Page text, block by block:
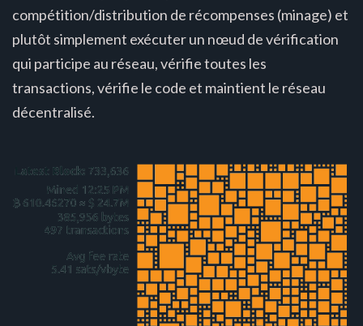
compétition/distribution de récompenses (minage) et
plutôt simplement exécuter un nœud de vérification
qui participe au réseau, vérifie toutes les
transactions, vérifie le code et maintient le réseau
décentralisé.